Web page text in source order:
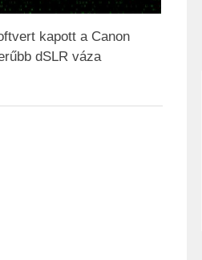
kapott a Canon
dSLR váza